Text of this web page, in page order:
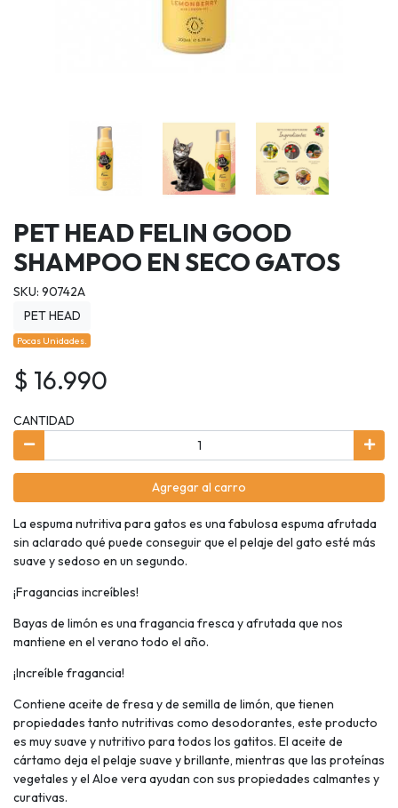
PET HEAD FELIN GOOD
SHAMPOO EN SECO GATOS
SKU: 90742A
PET HEAD
Pocas Unidades.
$ 16.990
CANTIDAD
Agregar al carro
La espuma nutritiva para gatos es una fabulosa espuma afrutada
sin aclarado qué puede conseguir que el pelaje del gato esté más
suave y sedoso en un segundo.
¡Fragancias increíbles!
Bayas de limón es una fragancia fresca y afrutada que nos
mantiene en el verano todo el año.
¡Increíble fragancia!
Contiene aceite de fresa y de semilla de limón, que tienen
propiedades tanto nutritivas como desodorantes, este producto
es muy suave y nutritivo para todos los gatitos. El aceite de
cártamo deja el pelaje suave y brillante, mientras que las proteínas
vegetales y el Aloe vera ayudan con sus propiedades calmantes y
curativas.